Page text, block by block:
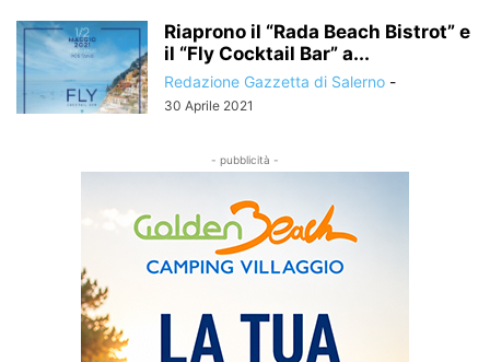
Riaprono il “Rada Beach Bistrot” e
il “Fly Cocktail Bar” a...
Redazione Gazzetta di Salerno -
30 Aprile 2021
- pubblicità -